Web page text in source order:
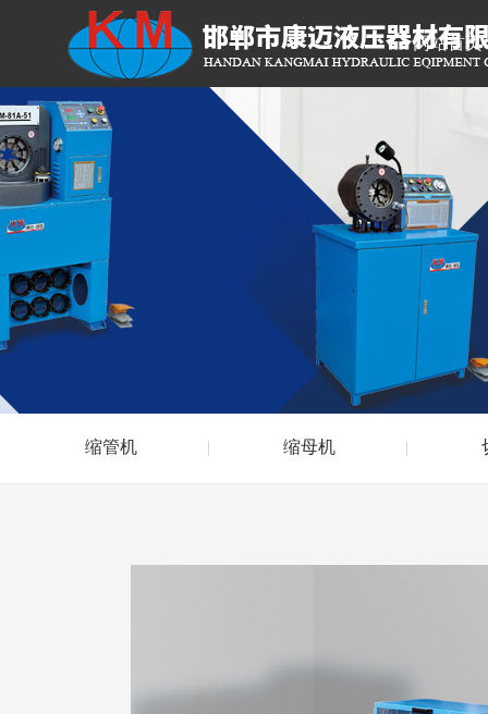
网站首页
缩管机 缩母机